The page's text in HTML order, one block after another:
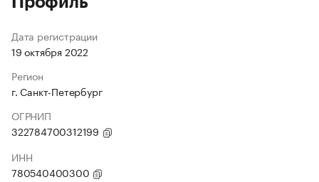
Дата регистрации
19 октября 2022
Регион
г. Санкт-Петербург
ОГРНИП
322784700312199
ИНН
780540400300